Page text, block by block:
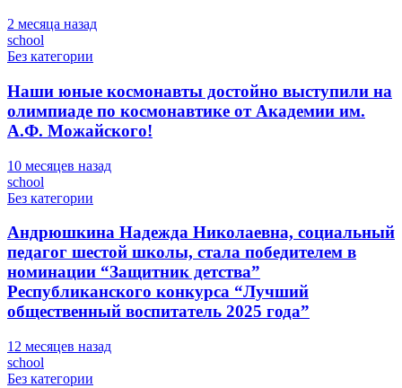
2 месяца назад
school
Без категории
Наши юные космонавты достойно выступили на
олимпиаде по космонавтике от Академии им.
А.Ф. Можайского!
10 месяцев назад
school
Без категории
Андрюшкина Надежда Николаевна, социальный
педагог шестой школы, стала победителем в
номинации “Защитник детства”
Республиканского конкурса “Лучший
общественный воспитатель 2025 года”
12 месяцев назад
school
Без категории